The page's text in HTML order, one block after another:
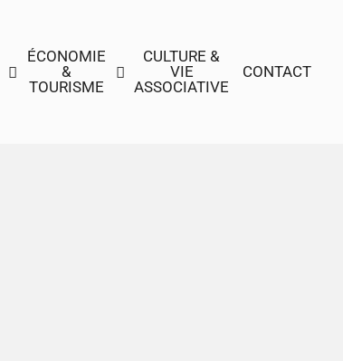
ÉCONOMIE
&
TOURISME
CULTURE &
VIE
ASSOCIATIVE
CONTACT